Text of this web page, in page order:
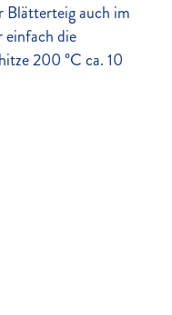
Blätterteig auch im
einfach die
200 °C ca. 10